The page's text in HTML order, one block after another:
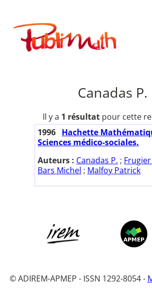
contenu
Publimath
Canadas P.
Il y a 1 résultat pour cette
1996 Hachette
Sciences médico-sociales.
Auteurs : Canadas P. ;
Bars Michel ; Malfoy Patrick
© ADIREM-APMEP - ISSN 1292-8054 -